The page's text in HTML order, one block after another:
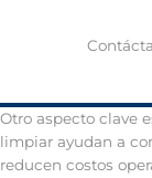
Otro aspecto clave
limpiar ayudan a
reducen costos